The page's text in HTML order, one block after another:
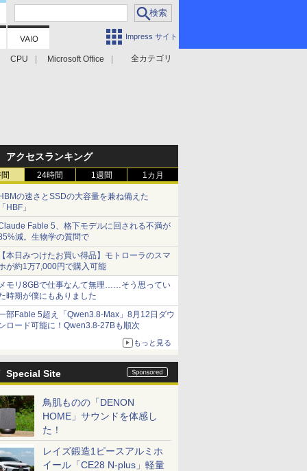
Impress サイト
全カテゴリ
CPU Microsoft Office
アクセスランキング
24時間 1週間 1カ月
の速さとSSDの大容量を兼ね備えた
HBF」
Fable 5、格下モデルに回される不満が
減。生物学の質問で
本日みつけたお買い得品】モトローラのスマ
が約1万7,000円で購入可能
モリ8GBで仕事なんて無理……そう思ってい
時期が僕にもありました
部Fable 5超え「Qwen3.8-Max」8月12日ダウ
ロード可能に！Qwen3.8-27Bも順次
もっと見る
Special Site
鳥肌ものの「DENON
HOME」サウンドを体感し
た！
レイズ鍛造1ピースアルミホ
イール「CE28 N-plus」軽量